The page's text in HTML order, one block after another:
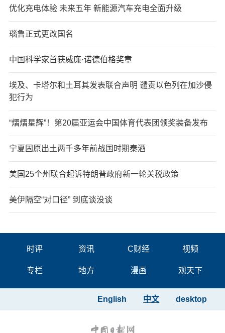
优化充电体验 未来五年 新能源汽车充电全面升级
瑙鲁正式更改国名
中国科学家首获威廉·诺德伯格奖章
埃及、卡塔尔和土耳其发表联合声明 谴责以色列在加沙侵
犯行为
“熠熠星辉”！第20届亚运会中国体育代表团领奖装备发布
宁夏固原出土两千多年前战国时期秦酒
美国25个州联合起诉特朗普政府新一轮关税政策
美伊隔空“对口径” 到底谈没谈
时评 资讯 C财经 视频
专栏 地方 漫画 观天下
desktop
中文
English